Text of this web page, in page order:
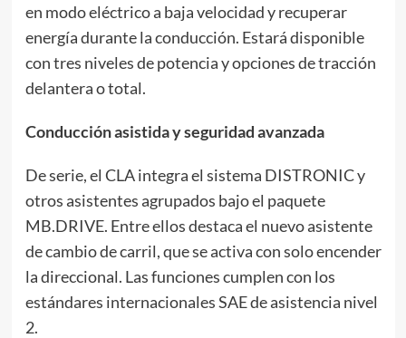
en modo eléctrico a baja velocidad y recuperar
energía durante la conducción. Estará disponible
con tres niveles de potencia y opciones de tracción
delantera o total.
Conducción asistida y seguridad avanzada
De serie, el CLA integra el sistema DISTRONIC y
otros asistentes agrupados bajo el paquete
MB.DRIVE. Entre ellos destaca el nuevo asistente
de cambio de carril, que se activa con solo encender
la direccional. Las funciones cumplen con los
estándares internacionales SAE de asistencia nivel
2.